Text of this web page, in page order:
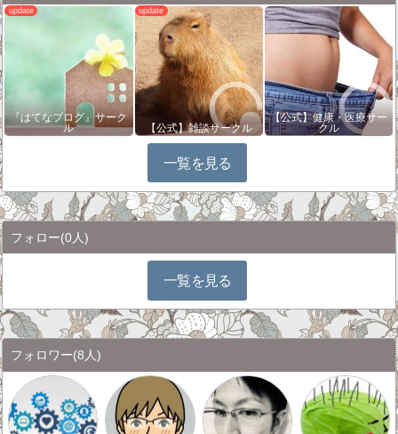
『はてなブログ』サーク
ル
【公式】雑談サークル
【公式】健康・医療サー
クル
一覧を見る
フォロー(0人)
一覧を見る
フォロワー(8人)